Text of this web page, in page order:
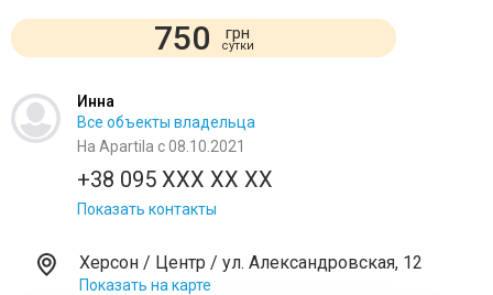
750 грн
сутки
Инна
Все объекты владельца
На Apartila с 08.10.2021
+38 095 XXX XX XX
Показать контакты
Херсон / Центр / ул. Александровская, 12
Показать на карте